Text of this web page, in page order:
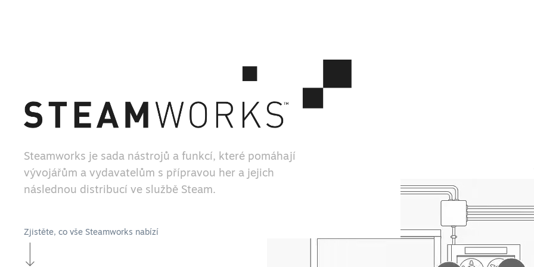
Steamworks je sada nástrojů a funkcí, které pomáhají
vývojářům a vydavatelům s přípravou her a jejich
následnou distribucí ve službě Steam.
Zjistěte, co vše Steamworks nabízí